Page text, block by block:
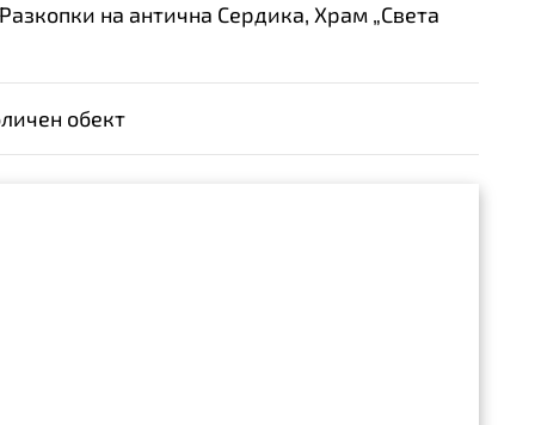
на антична Сердика, Храм „Света
обект